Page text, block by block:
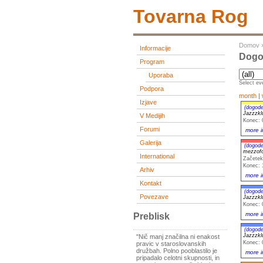
Tovarna Rog
Informacije
Program
Uporaba
Podpora
Izjave
V Medijih
Forumi
Galerija
International
Arhiv
Kontakt
Povezave
Preblisk
"Nič manj značilna ni enakost
pravic v staroslovanskih
družbah. Polno pooblastilo je
pripadalo celotni skupnosti, in
Domov
Select
month |
Konec:
more
Konec:
more
Konec:
more
Konec:
more